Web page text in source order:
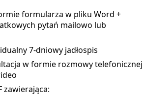
formularza w pliku Word +
pytań mailowo lub
7-dniowy jadłospis
w formie rozmowy telefonicznej
zawierająca: